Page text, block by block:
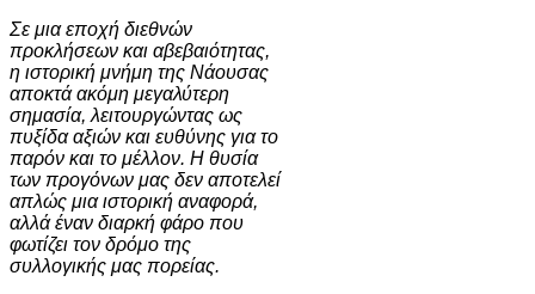
Σε μια εποχή διεθνών
προκλήσεων και αβεβαιότητας,
η ιστορική μνήμη της Νάουσας
αποκτά ακόμη μεγαλύτερη
σημασία, λειτουργώντας ως
πυξίδα αξιών και ευθύνης για το
παρόν και το μέλλον. Η θυσία
των προγόνων μας δεν αποτελεί
απλώς μια ιστορική αναφορά,
αλλά έναν διαρκή φάρο που
φωτίζει τον δρόμο της
συλλογικής μας πορείας.